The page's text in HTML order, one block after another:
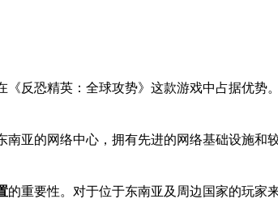
反恐精英：全球攻势》这款游戏中占据优势。
南亚的网络中心，拥有先进的网络基础设施
的重要性。对于位于东南亚及周边国家的玩家